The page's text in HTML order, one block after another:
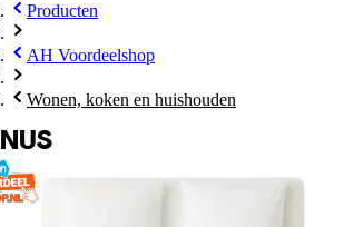
Producten
AH Voordeelshop
Wonen, koken en huishouden